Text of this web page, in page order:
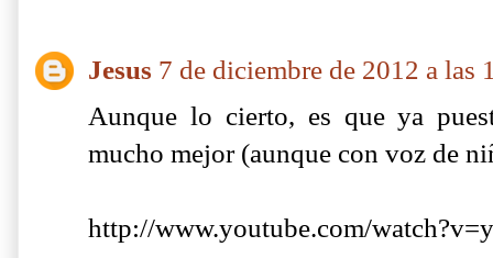
Jesus 7 de diciembre de 2012 a las
Aunque lo cierto, es que ya
mucho mejor (aunque con voz de
http://www.youtube.com/